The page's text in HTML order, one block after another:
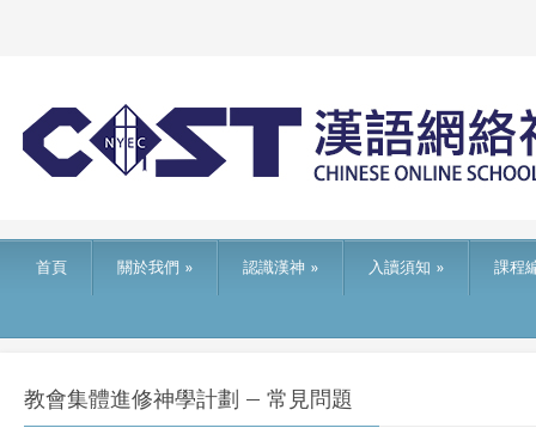
首頁 關於我們 » 認識漢神 » 入讀須知 » 課程
教會集體進修神學計劃 – 常見問題